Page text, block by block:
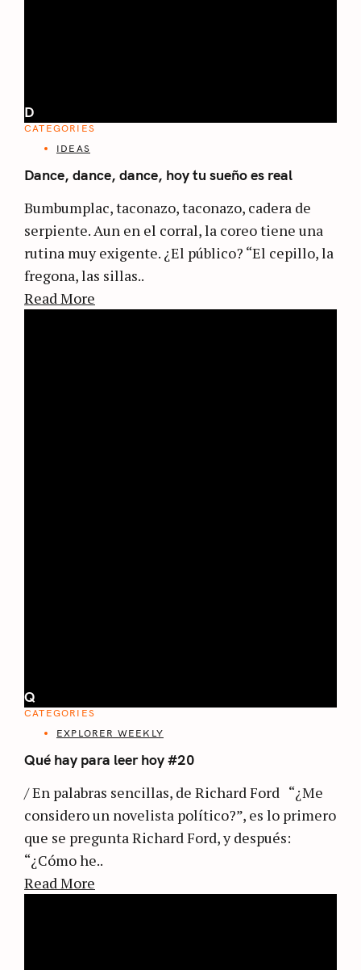
D
CATEGORIES
IDEAS
Dance, dance, dance, hoy tu sueño es real
Bumbumplac, taconazo, taconazo, cadera de
serpiente. Aun en el corral, la coreo tiene una
rutina muy exigente. ¿El público? “El cepillo, la
fregona, las sillas..
Read More
Q
CATEGORIES
EXPLORER WEEKLY
Qué hay para leer hoy #20
/ En palabras sencillas, de Richard Ford “¿Me
considero un novelista político?”, es lo primero
que se pregunta Richard Ford, y después:
“¿Cómo he..
Read More